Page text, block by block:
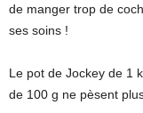
de manger trop de
ses soins !
Le pot de Jockey de 1
de 100 g ne pèsent